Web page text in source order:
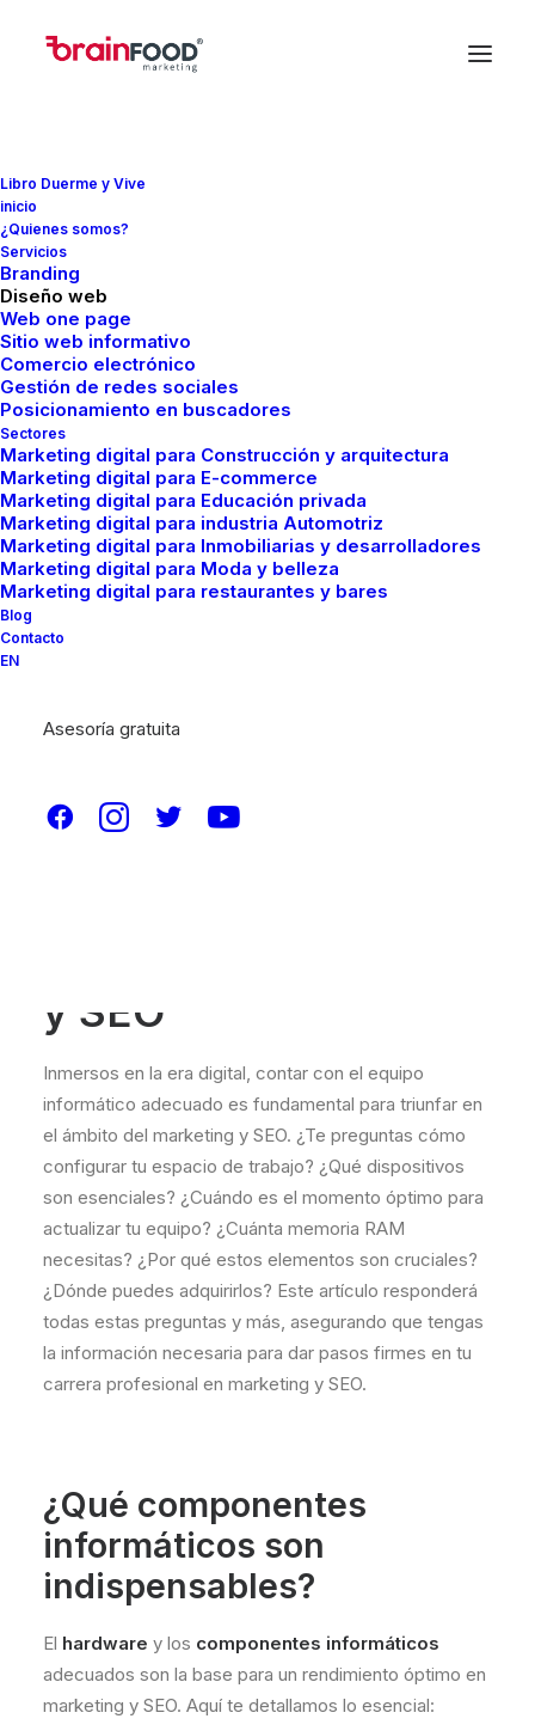
Libro Duerme y Vive
inicio
¿Quienes somos?
Servicios
Branding
Diseño web
Web one page
Sitio web informativo
Comercio electrónico
Gestión de redes sociales
Posicionamiento en buscadores
Sectores
Marketing digital para Construcción y arquitectura
Marketing digital para E-commerce
Marketing digital para Educación privada
Marketing digital para industria Automotriz
Marketing digital para Inmobiliarias y desarrolladores
Marketing digital para Moda y belleza
Marketing digital para restaurantes y bares
Blog
Contacto
EN
Asesoría gratuita
InSEO
Equipo informático
para trabajar en
marketing y seo: guía
esencial
FMCreador
y SEO
Inmersos en la era digital, contar con el equipo
informático adecuado es fundamental para triunfar en
el ámbito del marketing y SEO. ¿Te preguntas cómo
configurar tu espacio de trabajo? ¿Qué dispositivos
son esenciales? ¿Cuándo es el momento óptimo para
actualizar tu equipo? ¿Cuánta memoria RAM
necesitas? ¿Por qué estos elementos son cruciales?
¿Dónde puedes adquirirlos? Este artículo responderá
todas estas preguntas y más, asegurando que tengas
la información necesaria para dar pasos firmes en tu
carrera profesional en marketing y SEO.
¿Qué componentes
informáticos son
indispensables?
El hardware y los componentes informáticos
adecuados son la base para un rendimiento óptimo en
marketing y SEO. Aquí te detallamos lo esencial: